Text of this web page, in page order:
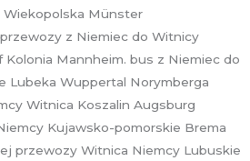
Münster
z Niemiec do Witnicy
Kolonia Mannheim. bus z Niemiec do
Lubeka Wuppertal Norymberga
Witnica Koszalin Augsburg
Kujawsko-pomorskie Brema
przewozy Witnica Niemcy Lubuskie